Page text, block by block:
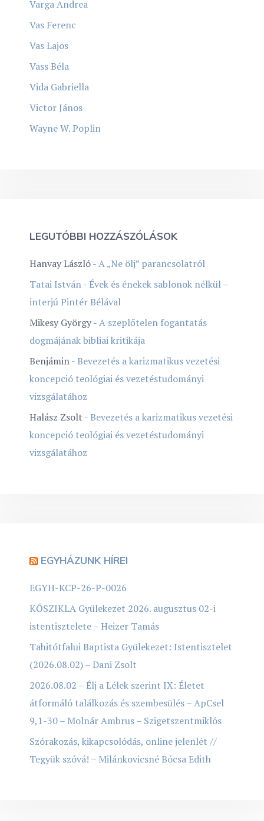
Varga Andrea
Vas Ferenc
Vas Lajos
Vass Béla
Vida Gabriella
Victor János
Wayne W. Poplin
LEGUTÓBBI HOZZÁSZÓLÁSOK
Hanvay László-A „Ne ölj” parancsolatról
Tatai István- Évek és énekek sablonok nélkül –
interjú Pintér Bélával
Mikesy György-A szeplőtelen fogantatás
dogmájának bibliai kritikája
Benjámin-Bevezetés a karizmatikus vezetési
koncepció teológiai és vezetéstudományi
vizsgálatához
Halász Zsolt -Bevezetés a karizmatikus vezetési
koncepció teológiai és vezetéstudományi
vizsgálatához
EGYHÁZUNK HÍREI
EGYH-KCP-26-P-0026
KŐSZIKLA Gyülekezet 2026. augusztus 02-i
istentisztelete – Heizer Tamás
Tahitótfalui Baptista Gyülekezet: Istentisztelet
(2026.08.02) – Dani Zsolt
2026.08.02 – Élj a Lélek szerint IX: Életet
átformáló találkozás és szembesülés – ApCsel
9,1-30 – Molnár Ambrus – Szigetszentmiklós
Szórakozás, kikapcsolódás, online jelenlét //
Tegyük szóvá! – Milánkovicsné Bócsa Edith